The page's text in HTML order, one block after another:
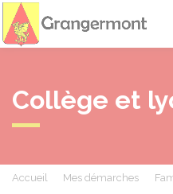
Collège et
Accueil Mes démarches